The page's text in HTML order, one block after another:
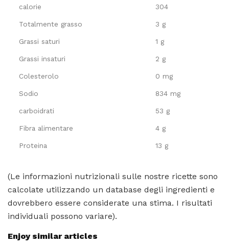
calorie 304
Totalmente grasso 3 g
Grassi saturi 1 g
Grassi insaturi 2 g
Colesterolo 0 mg
Sodio 834 mg
carboidrati 53 g
Fibra alimentare 4 g
Proteina 13 g
(Le informazioni nutrizionali sulle nostre ricette sono
calcolate utilizzando un database degli ingredienti e
dovrebbero essere considerate una stima. I risultati
individuali possono variare).
Enjoy similar articles